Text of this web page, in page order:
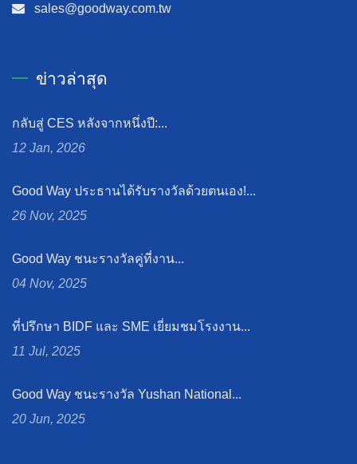
sales@goodway.com.tw
ข่าวล่าสุด
กลับสู่ CES หลังจากหนึ่งปี:...
12 Jan, 2026
Good Way ประธานได้รับรางวัลด้วยตนเอง!...
26 Nov, 2025
Good Way ชนะรางวัลคู่ที่งาน...
04 Nov, 2025
ที่ปรึกษา BIDF และ SME เยี่ยมชมโรงงาน...
11 Jul, 2025
Good Way ชนะรางวัล Yushan National...
20 Jun, 2025